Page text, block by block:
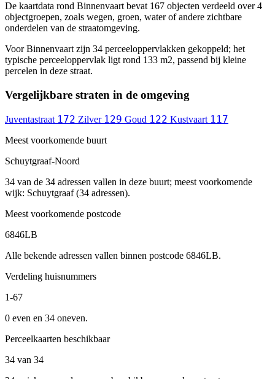
De kaartdata rond Binnenvaart bevat 167 objecten verdeeld over 4
objectgroepen, zoals wegen, groen, water of andere zichtbare
onderdelen van de straatomgeving.
Voor Binnenvaart zijn 34 perceeloppervlakken gekoppeld; het
typische perceeloppervlak ligt rond 133 m2, passend bij kleine
percelen in deze straat.
Vergelijkbare straten in de omgeving
Juventastraat 172 Zilver 129 Goud 122 Kustvaart 117
Meest voorkomende buurt
Schuytgraaf-Noord
34 van de 34 adressen vallen in deze buurt; meest voorkomende
wijk: Schuytgraaf (34 adressen).
Meest voorkomende postcode
6846LB
Alle bekende adressen vallen binnen postcode 6846LB.
Verdeling huisnummers
1-67
0 even en 34 oneven.
Perceelkaarten beschikbaar
34 van 34